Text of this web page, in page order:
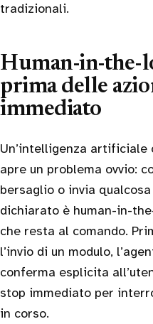
tradizionali.
Human-in-the-
prima delle
immediato
Un’intelligenza artificiale
apre un problema ovvio:
bersaglio o invia qualcosa
dichiarato è human-in-
che resta al comando.
l’invio di un modulo,
conferma esplicita
stop immediato per
in corso.